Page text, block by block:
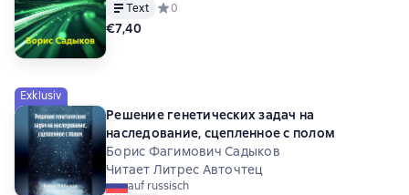
Text
Средний рейтинг 0 на основе 0 оценок
0
€7,40
Exklusiv
Решение генетических задач на
наследование, сцепленное с полом
Борис Фагимович Садыков
Читает Литрес Авточтец
auf russisch